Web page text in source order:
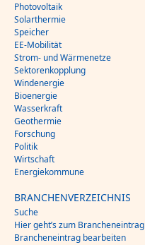
Photovoltaik
Solarthermie
Speicher
EE-Mobilität
Strom- und Wärmenetze
Sektorenkopplung
Windenergie
Bioenergie
Wasserkraft
Geothermie
Forschung
Politik
Wirtschaft
Energiekommune
BRANCHENVERZEICHNIS
Suche
Hier geht’s zum Brancheneintrag
Brancheneintrag bearbeiten